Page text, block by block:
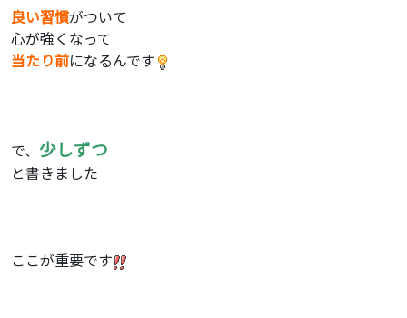
良い習慣がついて
心が強くなって
当たり前になるんです
で、 少しずつ
と書きました
ここが重要です